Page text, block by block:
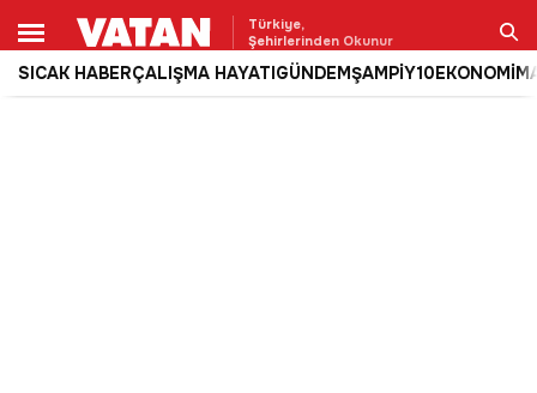
Türkiye,
Şehirlerinden Okunur
SICAK HABERÇALIŞMA HAYATIGÜNDEMŞAMPİY10EKONOMİ
Ara